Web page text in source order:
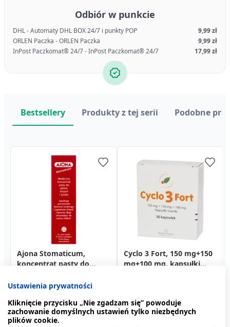
Odbiór w punkcie
DHL - Automaty DHL BOX 24/7 i punkty POP
9,99 zł
ORLEN Paczka - ORLEN Paczka
9,99 zł
InPost Paczkomat® 24/7 - InPost Paczkomat® 24/7
17,99 zł
Ajona Stomaticum,
koncentrat pasty do
3,49 zł
Cyclo 3 Fort, 150 mg+150
mg+100 mg, kapsułki
Bestsellery Produkty z tej serii Podobne
Allergika Hydrolotio
Sensitive,
57,69 zł
CeraVe, krem-pianka do
mycia, 236 ml
Masc z vit. A, ochronna,
800 j.m./g, (Hasco), 25 g
La Roche-Posay Lipikar
Eczema MED, krem, 30 ml
Ustawienia prywatności
Kliknięcie przycisku „Nie zgadzam się” powoduje
zachowanie domyślnych ustawień tylko niezbędnych
plików cookie.